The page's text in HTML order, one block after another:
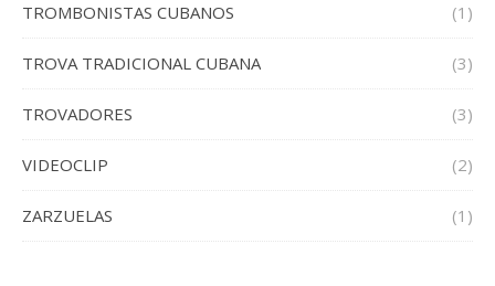
TROMBONISTAS CUBANOS (1)
TROVA TRADICIONAL CUBANA (3)
TROVADORES (3)
VIDEOCLIP (2)
ZARZUELAS (1)